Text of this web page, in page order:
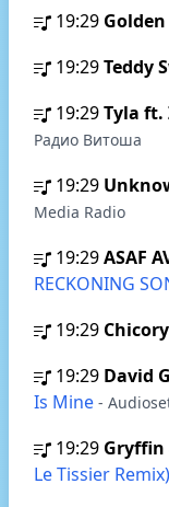
19:29
19:29Teddy
19:29Tyla ft.
Радио Витоша
19:29
Media Radio
19:29ASAF
RECKONING
19:29
19:29 David
Is Mine -
19:29 Gryffin
Le Tissier Remix)